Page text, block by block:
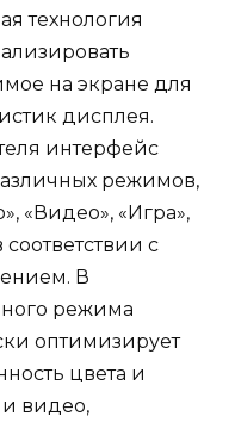
технология
на экране для
дисплея.
интерфейс
режимов,
«Видео», «Игра»,
с
В
режима
оптимизирует
цвета и
видео,